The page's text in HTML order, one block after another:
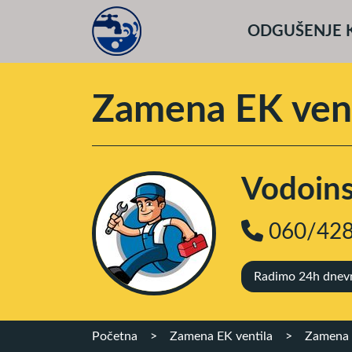
ODGUŠENJE
Zamena EK
060/
Radimo 24h
Početna > Zamena EK ventila >